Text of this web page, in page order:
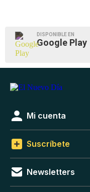
DISPONIBLE EN
Google Play
Mi cuenta
Suscríbete
Newsletters